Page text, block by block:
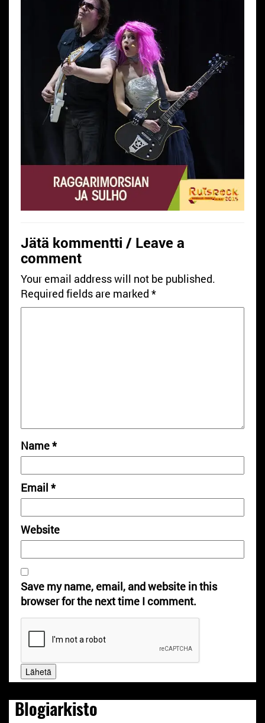
Jätä kommentti / Leave a
comment
Your email address will not be published.
Required fields are marked *
Name*
Email *
Website
Save my name, email, and website in this
browser for the next time I comment.
Blogiarkisto